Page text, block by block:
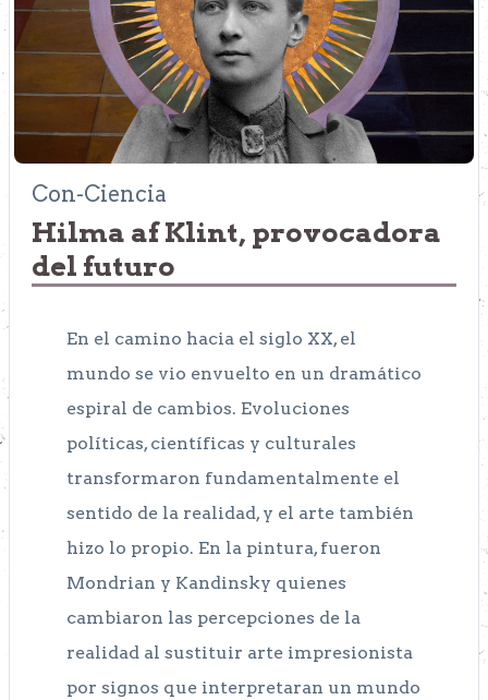
Con-Ciencia
Hilma af Klint, provocadora
del futuro
En el camino hacia el siglo XX, el
mundo se vio envuelto en un dramático
espiral de cambios. Evoluciones
políticas, científicas y culturales
transformaron fundamentalmente el
sentido de la realidad, y el arte también
hizo lo propio. En la pintura, fueron
Mondrian y Kandinsky quienes
cambiaron las percepciones de la
realidad al sustituir arte impresionista
por signos que interpretaran un mundo